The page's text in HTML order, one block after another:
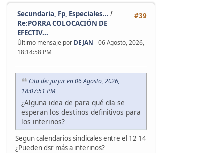
#39
Secundaria, Fp, Especiales... /
Re:PORRA COLOCACIÓN DE
EFECTIV...
Último mensaje por DEJAN - 06 Agosto, 2026,
18:14:58 PM
Cita de: jurjur en 06 Agosto, 2026,
18:07:51 PM
¿Alguna idea de para qué día se
esperan los destinos definitivos para
los interinos?
Segun calendarios sindicales entre el 12 14
¿Pueden dsr más a interinos?